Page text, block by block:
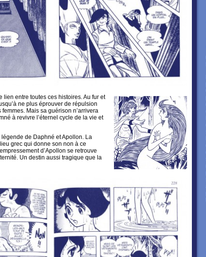
lien entre toutes ces histoires. Au fur et
ne plus éprouver de répulsion
Mais sa guérison n’arrivera
à revivre l’éternel cycle de la vie et
de Daphné et Apollon. La
grec qui donne son non à ce
d’Apollon se retrouve
Un destin aussi tragique que la